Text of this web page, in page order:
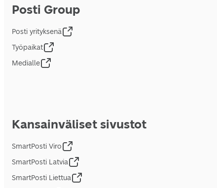
Posti Group
Posti yrityksenä
Työpaikat
Medialle
Kansainväliset sivustot
SmartPosti Viro
SmartPosti Latvia
SmartPosti Liettua